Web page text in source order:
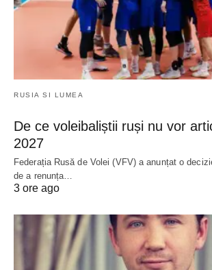
RUSIA SI LUMEA
De ce voleibaliștii ruși nu vor
2027
Federația Rusă de Volei (VFV) a anunțat o
de a renunța…
3 ore ago